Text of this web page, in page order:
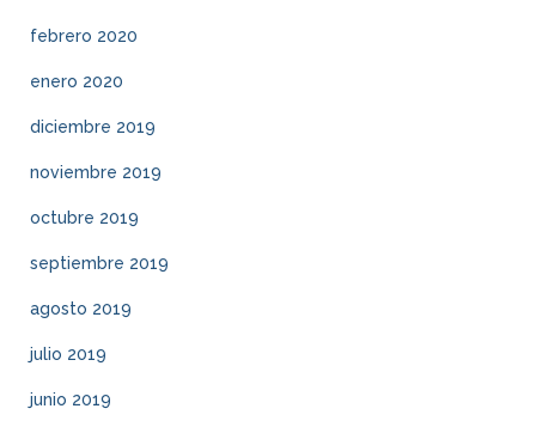
febrero 2020
enero 2020
diciembre 2019
noviembre 2019
octubre 2019
septiembre 2019
agosto 2019
julio 2019
junio 2019